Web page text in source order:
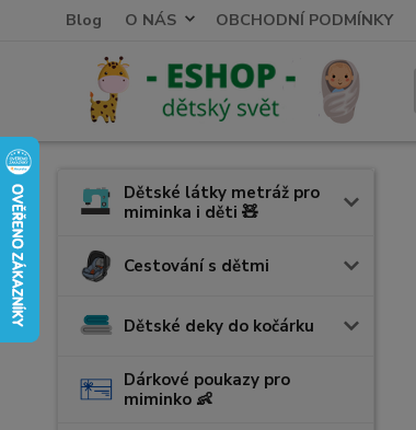
Blog O NÁS OBCHODNÍ PODMÍNKY
Dětské látky metráž pro
miminka i děti 🧸
Cestování s dětmi
Dětské deky do kočárku
Dárkové poukazy pro
miminko 👶